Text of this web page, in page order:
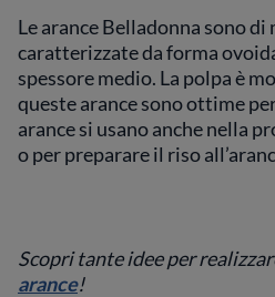
Le arance Belladonna sono
caratterizzate da forma
spessore medio. La polpa è
queste arance sono ottime
arance si usano anche nella
o per preparare il riso
Scopri tante idee per
arance!